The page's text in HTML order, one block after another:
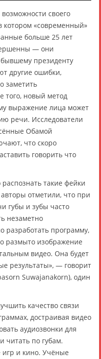
своего
котором «современный»
больше 25 лет
— они
президенту
другие ошибки,
заметить
того, новый метод
выражение лица может
речи. Исследователи
Обамой
что скоро
говорить что
такие фейки
отметили, что при
губы и зубы часто
незаметно
разработать программу,
размыто изображение
видео. Она будет
результаты», — говорит
Suwajanakorn), один
качество связи
достраивая видео
аудиозвонки для
читать по губам.
игр и кино. Учёные